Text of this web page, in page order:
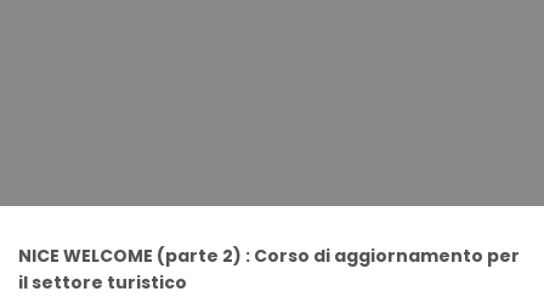
NICE WELCOME (parte 2) : Corso di aggiornamento per
il settore turistico